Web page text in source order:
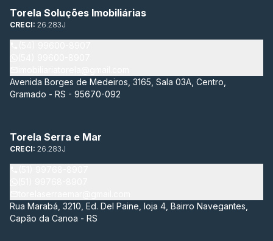
Torela Soluções Imobiliárias
CRECI: 26.283J
Avenida Borges de Medeiros, 3165, Sala 03A, Centro,
Gramado - RS - 95670-092
Torela Serra e Mar
CRECI: 26.283J
Rua Marabá, 3210, Ed. Del Paine, loja 4, Bairro Navegantes,
Capão da Canoa - RS